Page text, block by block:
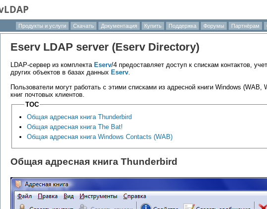
Продукты и услуги Скачать Документация Купить Поддержка Форумы Партнёрам
Eserv LDAP server (Eserv Directory)
LDAP-сервер из комплекта Eserv/4 предоставляет доступ к спискам контактов,
других объектов в базах данных Eserv
Пользователи могут работать с этими списками из адресной книги Windows
книг почтовых клиентов.
TOC
Общая адресная книга Thunderbird
Общая адресная книга The Bat!
Общая адресная книга Windows Contacts (WAB)
Общая адресная книга Thunderbird